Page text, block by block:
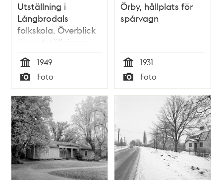
Utställning i
Långbrodals
folkskola. Överblick
över utställningen
Brännkyrka i forntid
och nutid
Tid
1949
Typ
Foto
Örby, hållplats för
spårvagn
Tid
1931
Typ
Foto